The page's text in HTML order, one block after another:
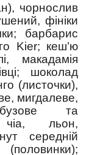
чорнослив
фініки
барбарис
Kier; кеш’ю
макадамія
шоколад
(листочки),
мигдалеве,
та
чіа, льон,
середній